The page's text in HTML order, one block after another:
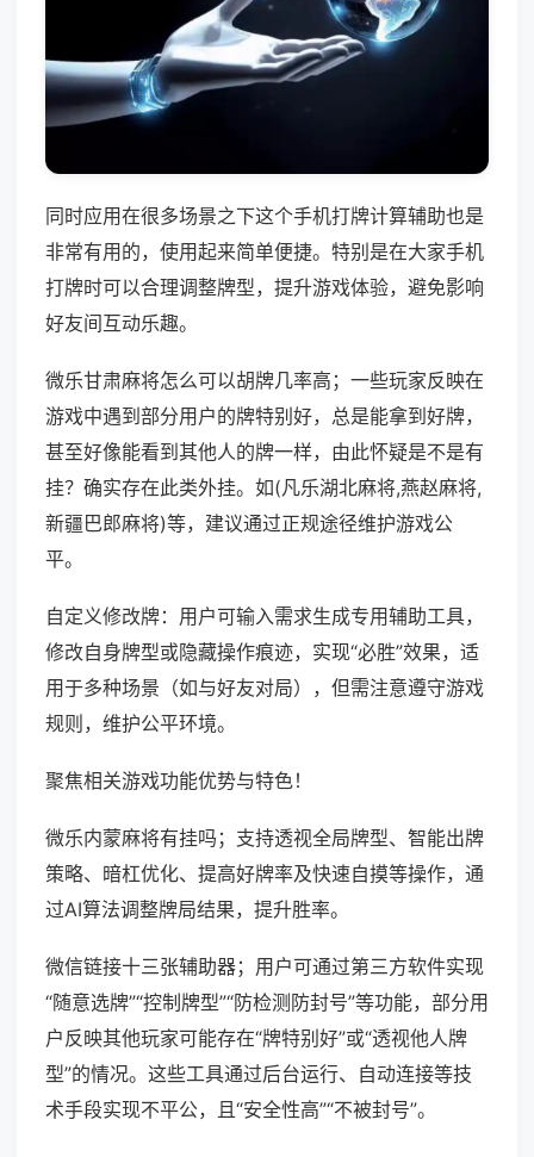
同时应用在很多场景之下这个手机打牌计算辅助也是
非常有用的，使用起来简单便捷。特别是在大家手机
打牌时可以合理调整牌型，提升游戏体验，避免影响
好友间互动乐趣。
微乐甘肃麻将怎么可以胡牌几率高；一些玩家反映在
游戏中遇到部分用户的牌特别好，总是能拿到好牌，
甚至好像能看到其他人的牌一样，由此怀疑是不是有
挂？确实存在此类外挂。如(凡乐湖北麻将,燕赵麻将,
新疆巴郎麻将)等，建议通过正规途径维护游戏公
平。
自定义修改牌：用户可输入需求生成专用辅助工具，
修改自身牌型或隐藏操作痕迹，实现“必胜”效果，适
用于多种场景（如与好友对局），但需注意遵守游戏
规则，维护公平环境。
聚焦相关游戏功能优势与特色！
微乐内蒙麻将有挂吗；支持透视全局牌型、智能出牌
策略、暗杠优化、提高好牌率及快速自摸等操作，通
过AI算法调整牌局结果，提升胜率。
微信链接十三张辅助器；用户可通过第三方软件实现
“随意选牌”“控制牌型”“防检测防封号”等功能，部分用
户反映其他玩家可能存在“牌特别好”或“透视他人牌
型”的情况。这些工具通过后台运行、自动连接等技
术手段实现不平公，且“安全性高”“不被封号”。